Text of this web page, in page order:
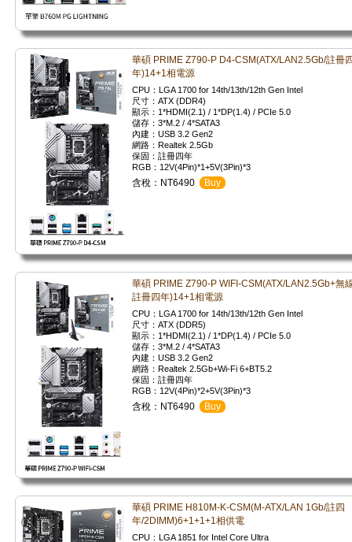
華碩 PRIME Z790-P D4-CSM(ATX/LAN2.5Gb/註冊
年)14+1相電源
CPU：LGA 1700 for 14th/13th/12th Gen Intel
尺寸：ATX (DDR4)
顯示：1*HDMI(2.1) / 1*DP(1.4) / PCIe 5.0
儲存：3*M.2 / 4*SATA3
內建：USB 3.2 Gen2
網路：Realtek 2.5Gb
保固：註冊四年
RGB：12V(4Pin)*1+5V(3Pin)*3
含稅：NT6490 Buy
華碩 PRIME Z790-P WIFI-CSM(ATX/LAN2.5Gb+無
註冊四年)14+1相電源
CPU：LGA 1700 for 14th/13th/12th Gen Intel
尺寸：ATX (DDR5)
顯示：1*HDMI(2.1) / 1*DP(1.4) / PCIe 5.0
儲存：3*M.2 / 4*SATA3
內建：USB 3.2 Gen2
網路：Realtek 2.5Gb+Wi-Fi 6+BT5.2
保固：註冊四年
RGB：12V(4Pin)*2+5V(3Pin)*3
含稅：NT6490 Buy
華碩 PRIME H810M-K-CSM(M-ATX/LAN 1Gb/註四
年/2DIMM)6+1+1+1相供電
CPU：LGA 1851 for Intel Core Ultra